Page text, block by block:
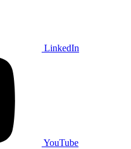
LinkedIn
YouTube